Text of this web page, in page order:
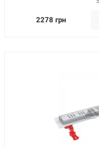
2278 грн